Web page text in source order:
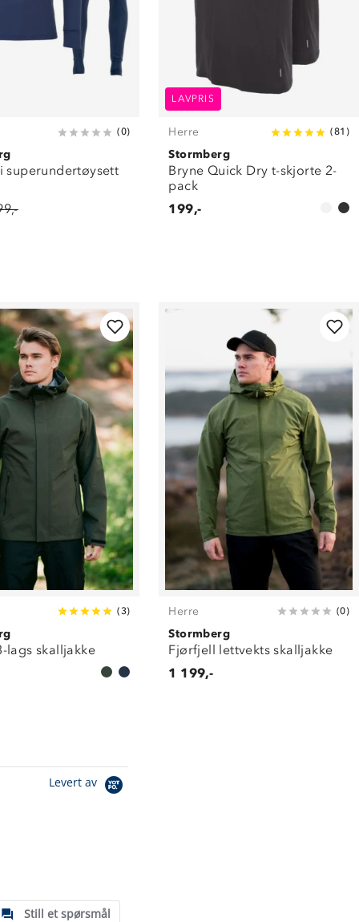
(0)
superundertøysett
LAVPRIS
Herre (81 )
Stormberg
Bryne Quick Dry t-skjorte 2-
pack
199,-
(3)
lags skalljakke
Herre (0)
Stormberg
Fjørfjell lettvekts skalljakke
1 199,-
Levert av
Still et spørsmål